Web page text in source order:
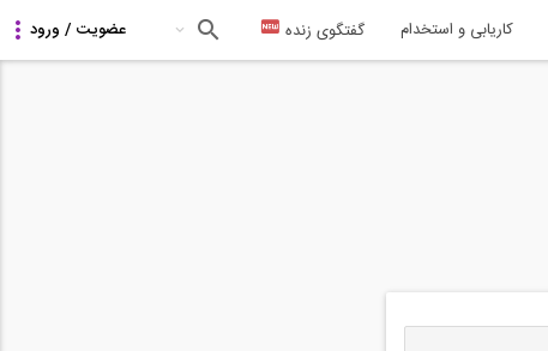
کاریابی و استخدام گفتگوی زنده